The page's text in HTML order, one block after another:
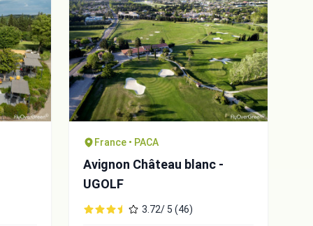
France • PACA
Avignon Château blanc -
UGOLF
3.72/ 5 (46)